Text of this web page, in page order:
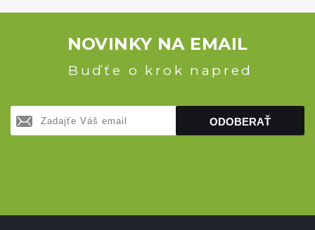
NOVINKY NA EMAIL
Buďťe o krok napred
ODOBERAŤ